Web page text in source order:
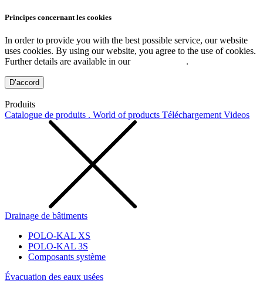
Principes concernant les cookies
In order to provide you with the best possible service, our website
uses cookies. By using our website, you agree to the use of cookies.
Further details are available in our
.
D’accord
Produits
Catalogue de produits . World of products Téléchargement Videos
Drainage de bâtiments
POLO-KAL XS
POLO-KAL 3S
Composants système
Évacuation des eaux usées